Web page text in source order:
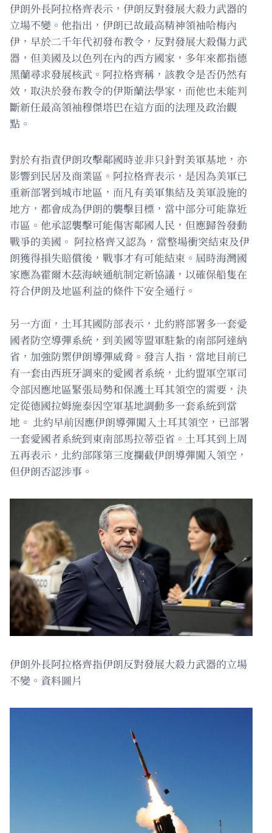
伊朗外長阿拉格齊表示，伊朗反對發展大殺力武器的
立場不變。他指出，伊朗已故最高精神領袖哈梅內
伊，早於二千年代初發布教令，反對發展大殺傷力武
器，但美國及以色列在內的西方國家，多年來都指德
黑蘭尋求發展核武。阿拉格齊稱，該教令是否仍然有
效，取決於發布教令的伊斯蘭法學家，而他也未能判
斷新任最高領袖穆傑塔巴在這方面的法理及政治觀
點。
對於有指責伊朗攻擊鄰國時並非只針對美軍基地，亦
影響到民居及商業區。阿拉格齊表示，是因為美軍已
重新部署到城市地區，而凡有美軍集結及美軍設施的
地方，都會成為伊朗的襲擊目標，當中部分可能靠近
市區。他承認襲擊可能傷害鄰國人民，但應歸咎發動
戰爭的美國。 阿拉格齊又認為，當整場衝突結束及伊
朗獲得損失賠償後，戰事才有可能結束。屆時海灣國
家應為霍爾木茲海峽通航制定新協議，以確保船隻在
符合伊朗及地區利益的條件下安全通行。
另一方面，土耳其國防部表示，北約將部署多一套愛
國者防空導彈系統，到美國等盟軍駐紮的南部阿達納
省，加強防禦伊朗導彈威脅。發言人指，當地目前已
有一套由西班牙調來的愛國者系統，北約盟軍空軍司
令部因應地區緊張局勢和保護土耳其領空的需要，決
定從德國拉姆施泰因空軍基地調動多一套系統到當
地。 北約早前因應伊朗導彈闖入土耳其領空，已部署
一套愛國者系統到東南部馬拉蒂亞省。土耳其到上周
五再表示，北約部隊第三度攔截伊朗導彈闖入領空，
但伊朗否認涉事。
伊朗外長阿拉格齊指伊朗反對發展大殺力武器的立場
不變。資料圖片